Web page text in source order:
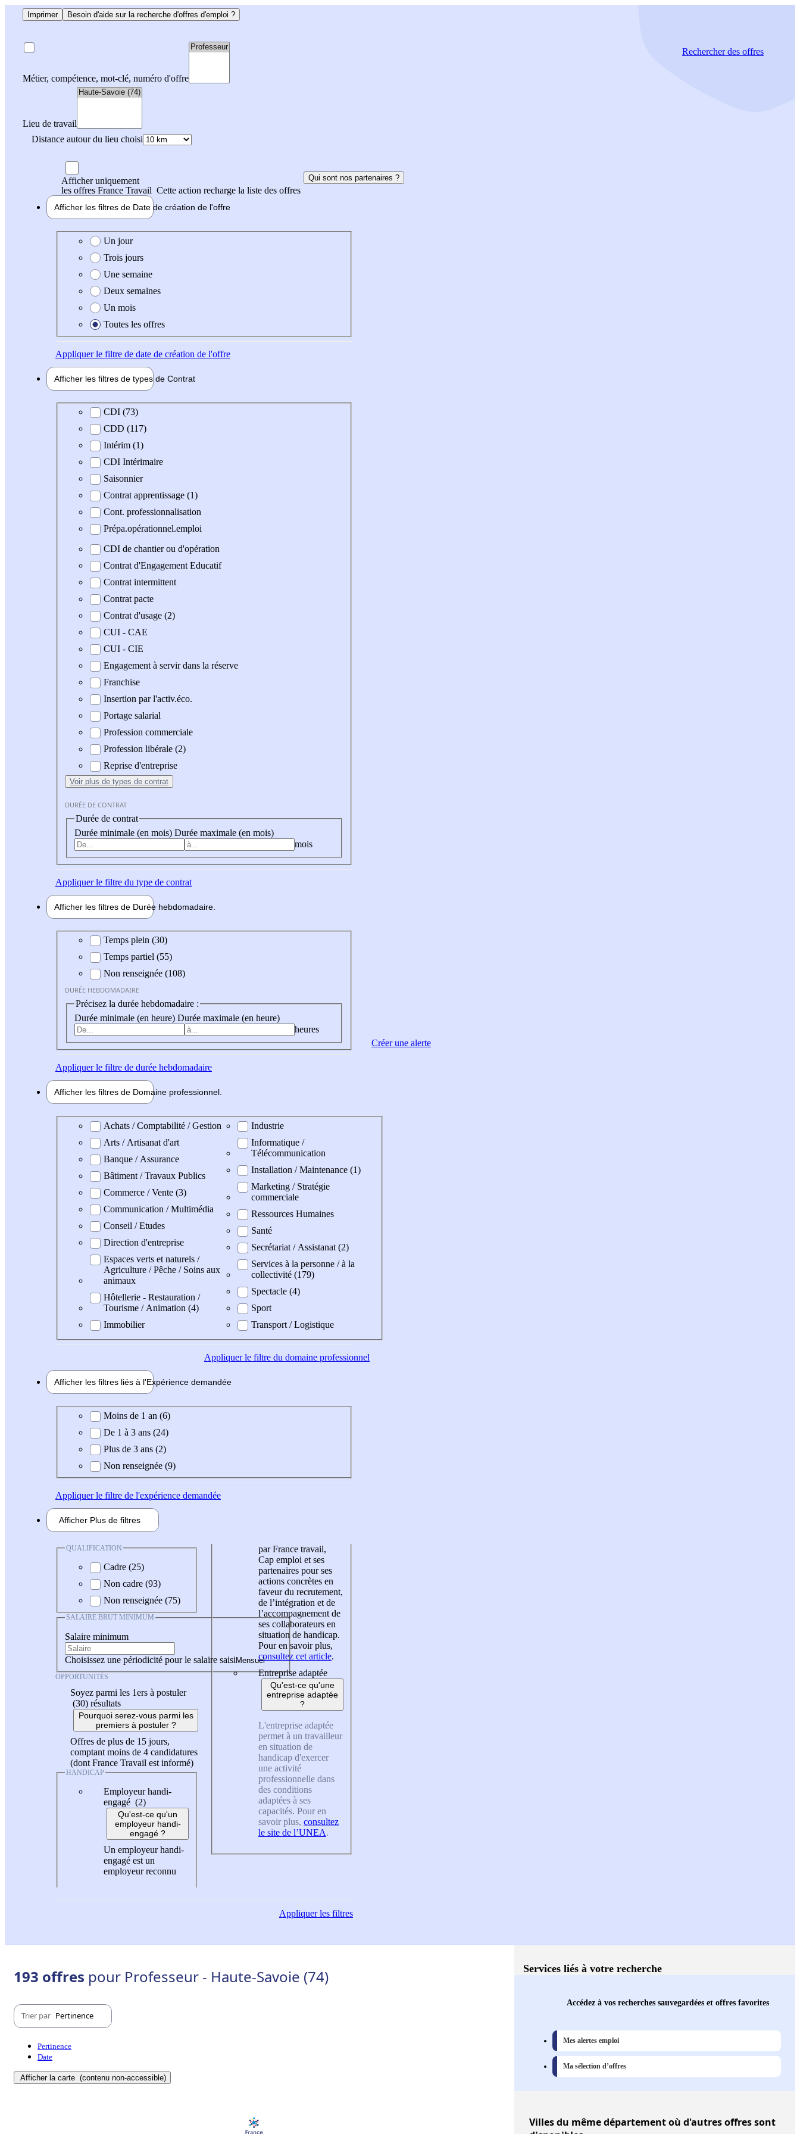
Imprimer Besoin d'aide sur la recherche d'offres d'emploi ?
Métier, compétence, mot-clé, numéro d'offre
Lieu de travail
Distance autour du lieu choisi
Rechercherdes offres
Afficher uniquement
les offres France Travail Cette action recharge la liste des offres
Qui sont nos partenaires ?
Afficher les filtres de Date de création de l'offre
Date de création de l'offre
Un jour
Trois jours
Une semaine
Deux semaines
Un mois
Toutes les offres
Appliquerle filtre de date de création de l'offre
Afficher les filtres de types de Contrat
Type de contratCDI (73)
CDD (117)
Intérim (1)
CDI Intérimaire
Saisonnier
Contrat apprentissage (1)
Cont. professionnalisation
Prépa.opérationnel.emploi
CDI de chantier ou d'opération
Contrat d'Engagement Educatif
Contrat intermittent
Contrat pacte
Contrat d'usage (2)
CUI - CAE
CUI - CIE
Engagement à servir dans la réserve
Franchise
Insertion par l'activ.éco.
Portage salarial
Profession commerciale
Profession libérale (2)
Reprise d'entreprise
Voir plus de types de contrat
DURÉE DE CONTRAT
Durée de contrat
Durée minimale (en mois) Durée maximale (en mois)
mois
Appliquerle filtre du type de contrat
Afficher les filtres de Durée hebdomadaire
Durée hebdomadaire
Temps plein (30)
Temps partiel (55)
Non renseignée (108)
DURÉE HEBDOMADAIRE
Précisez la durée hebdomadaire :
Durée minimale (en heure) Durée maximale (en heure)
heures
Appliquerle filtre de durée hebdomadaire
Afficher les filtres de Domaine professionnel
Domaine professionel
Achats / Comptabilité / Gestion
Arts / Artisanat d'art
Banque / Assurance
Bâtiment / Travaux Publics
Commerce / Vente (3)
Communication / Multimédia
Conseil / Etudes
Direction d'entreprise
Espaces verts et naturels /
Agriculture / Pêche / Soins aux
animaux
Hôtellerie - Restauration /
Tourisme / Animation (4)
Immobilier
Industrie
Informatique /
Télécommunication
Installation / Maintenance (1)
Marketing / Stratégie
commerciale
Ressources Humaines
Santé
Secrétariat / Assistanat (2)
Services à la personne / à la
collectivité (179)
Spectacle (4)
Sport
Transport / Logistique
Appliquerle filtre du domaine professionnel
Afficher les filtres liés à l'Expérience demandée
Expérience demandée
Moins de 1 an (6)
De 1 à 3 ans (24)
Plus de 3 ans (2)
Non renseignée (9)
Appliquerle filtre de l'expérience demandée
Afficher Plus de filtres
QUALIFICATION
Cadre (25)
Non cadre (93)
Non renseignée (75)
SALAIRE BRUT MINIMUM
Salaire minimum
Choisissez une périodicité pour le salaire saisi
OPPORTUNITÉS
Soyez parmi les 1ers à postuler
(30) résultats
Pourquoi serez-vous parmi les
premiers à postuler ?
Offres de plus de 15 jours,
comptant moins de 4 candidatures
(dont France Travail est informé)
HANDICAP
Employeur handi-
engagé (2)
Qu'est-ce qu'un
employeur handi-
engagé ?
Un employeur handi-
engagé est un
employeur reconnu
par France travail,
Cap emploi et ses
partenaires pour ses
actions concrètes en
faveur du recrutement,
de l’intégration et de
l’accompagnement de
ses collaborateurs en
situation de handicap.
Pour en savoir plus,
consultez cet article.
Entreprise adaptée
Qu'est-ce qu'une
entreprise adaptée
?
L'entreprise adaptée
permet à un travailleur
en situation de
handicap d'exercer
une activité
professionnelle dans
des conditions
adaptées à ses
capacités. Pour en
savoir plus, consultez
le site de l’UNEA.
Appliquerles filtres
Créer une alerte
193 offres pour Professeur - Haute-Savoie (74)
Trier par Pertinence
Pertinence
Date
Afficher la carte (contenu non-accessible)
Services liés à votre recherche
Accédez à vos recherches sauvegardées et offres favorites
Mes alertes emploi
Ma sélection d’offres
Villesdu même département où d'autres offres sont